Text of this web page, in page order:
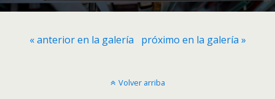
« anterior en la galería próximo en la galería »
Volver arriba